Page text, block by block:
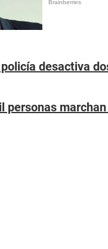
desactiva
personas